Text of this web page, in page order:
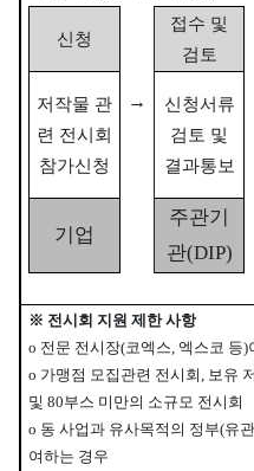
신청
→
접수 및
검토
저작물 관
련 전시회
참가신청
신청서류
검토 및
결과통보
기업
주관기
관(DIP)
※ 전시회 지원 제한 사항
o 전문 전시장(코엑스, 엑스코 등
o 가맹점 모집관련 전시회, 보유
및 80부스 미만의 소규모 전시회
o 동 사업과 유사목적의 정부(유
여하는 경우